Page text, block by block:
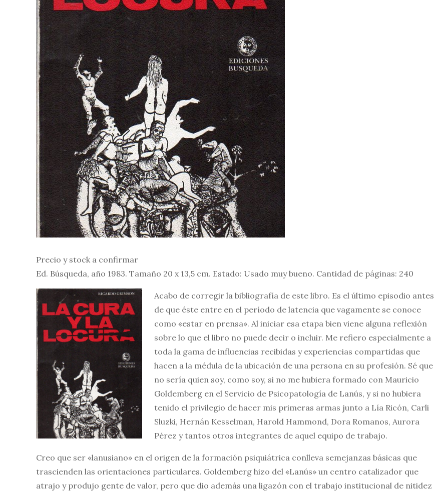
Precio y stock a confirmar
Ed. Búsqueda, año 1983. Tamaño 20 x 13,5 cm. Estado: Usado muy bueno. Cantidad de páginas: 240
Acabo de corregir la bibliografía de este libro. Es el último episodio antes
de que éste entre en el período de latencia que vagamente se conoce
como «estar en prensa». Al iniciar esa etapa bien viene alguna reflexión
sobre lo que el libro no puede decir o incluir. Me refiero especialmente a
toda la gama de influencias recibidas y experiencias compartidas que
hacen a la médula de la ubicación de una persona en su profesión. Sé que
no sería quien soy, como soy, si no me hubiera formado con Mauricio
Goldemberg en el Servicio de Psicopatología de Lanús, y si no hubiera
tenido el privilegio de hacer mis primeras armas junto a Lía Ricón, Carli
Sluzki, Hernán Kesselman, Harold Hammond, Dora Romanos, Aurora
Pérez y tantos otros integrantes de aquel equipo de trabajo.
Creo que ser «lanusiano» en el origen de la formación psiquiátrica conlleva semejanzas básicas que
trascienden las orientaciones particulares. Goldemberg hizo del «Lanús» un centro catalizador que
atrajo y produjo gente de valor, pero que dio además una ligazón con el trabajo institucional de nitidez